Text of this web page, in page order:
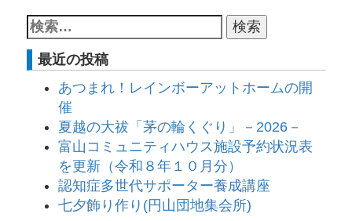
最近の投稿
あつまれ！レインボーアットホームの開
催
夏越の大祓「茅の輪くぐり」－2026－
富山コミュニティハウス施設予約状況表
を更新（令和８年１０月分）
認知症多世代サポーター養成講座
七夕飾り作り(円山団地集会所)